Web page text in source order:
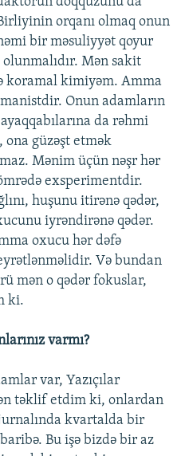
orqanı olmaq onun
bir məsuliyyət qoyur
Mən sakit
koramal kimiyəm. Amma
Onun adamların
da rəhmi
güzəşt etmək
Mənim üçün nəşr hər
exsperimentdir.
huşunu itirənə qədər,
iyrəndirənə qədər.
oxucu hər dəfə
Və bundan
mən o qədər fokuslar,
ki.
varmı?
var, Yazıçılar
təklif etdim ki, onlardan
jurnalında kvartalda bir
Bu işə bizdə bir az